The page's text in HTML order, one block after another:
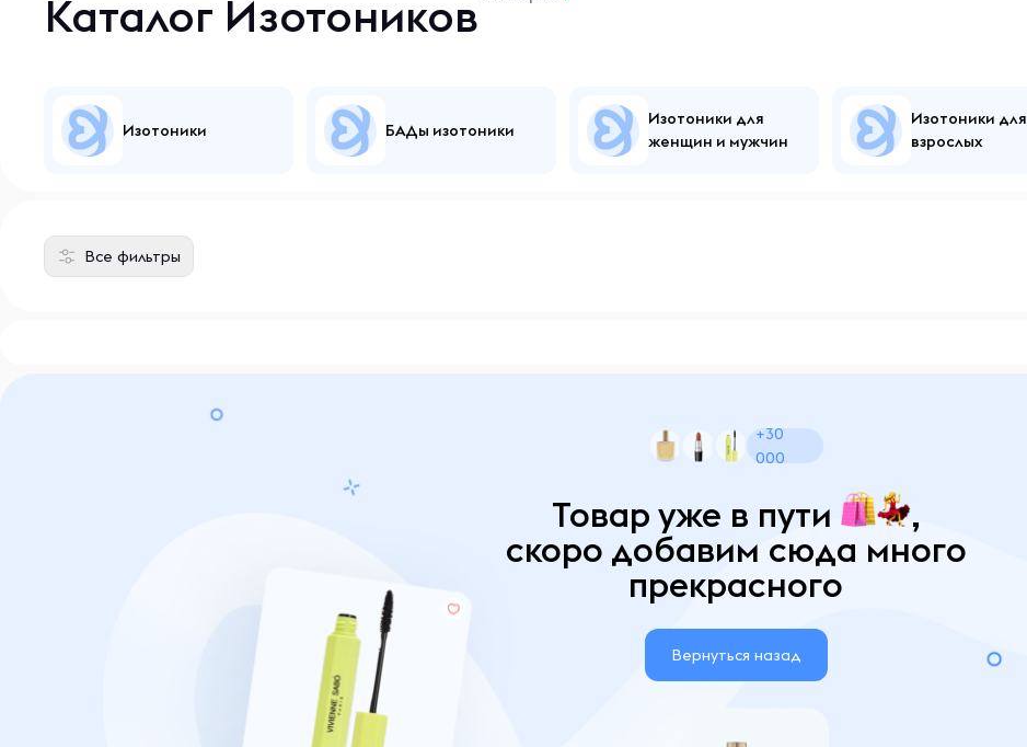
Каталог Изотоников
Изотоники БАДы изотоники
Изотоники для
женщин и мужчин
Изотоники для
взрослых
Все фильтры
+30
000
Товар уже в пути ,
скоро добавим сюда много
прекрасного
Вернуться назад